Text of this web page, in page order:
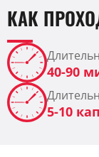
КАК
40-90
5-10